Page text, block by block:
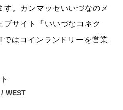
。カンマッセいいづなのメ
サイト「いいづなコネク
ではコインランドリーを営業
WEST